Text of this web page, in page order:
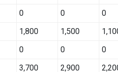
0 0
0
1,800 1,500
0 0
0
3,700 2,900